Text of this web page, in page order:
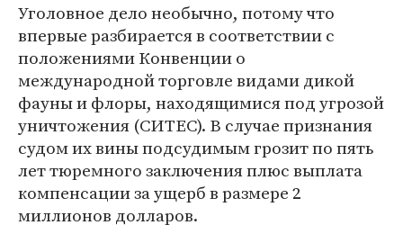
Уголовное дело необычно, потому что
впервые разбирается в соответствии с
положениями Конвенции о
международной торговле видами дикой
фауны и флоры, находящимися под угрозой
уничтожения (СИТЕС). В случае признания
судом их вины подсудимым грозит по пять
лет тюремного заключения плюс выплата
компенсации за ущерб в размере 2
миллионов долларов.